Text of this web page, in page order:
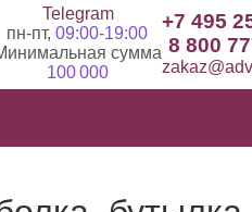
Telegram
пн-пт, 09:00-19:00
сумма
100 000
+7 495
8 800